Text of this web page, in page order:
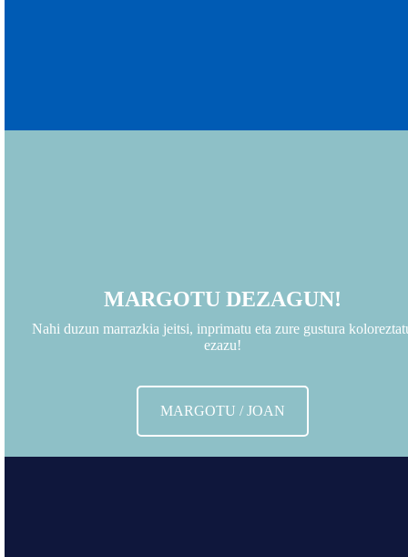
MARGOTU DEZAGUN!
Nahi duzun marrazkia jeitsi, inprimatu eta zure gustura
ezazu!
MARGOTU / JOAN